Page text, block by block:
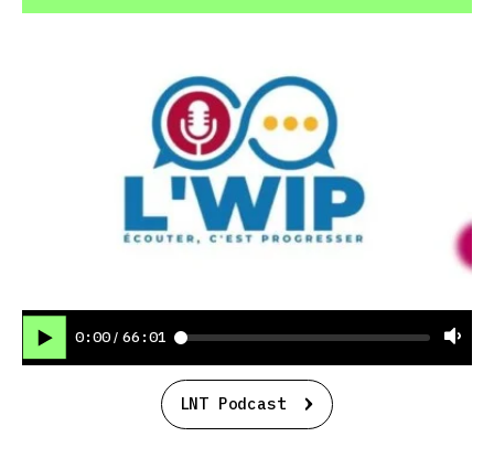
0:00 / 66:01
LNT Podcast